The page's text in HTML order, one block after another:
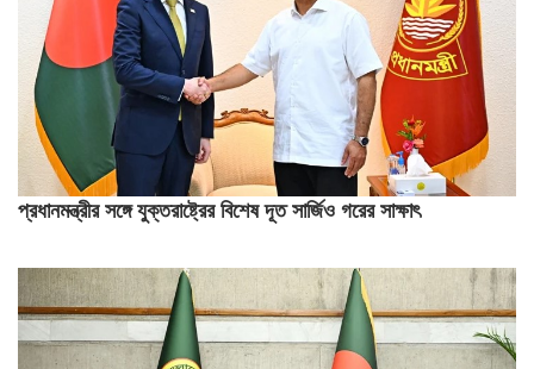
প্রধানমন্ত্রীর সঙ্গে যুক্তরাষ্ট্রের বিশেষ দূত সার্জিও গরের সাক্ষাৎ